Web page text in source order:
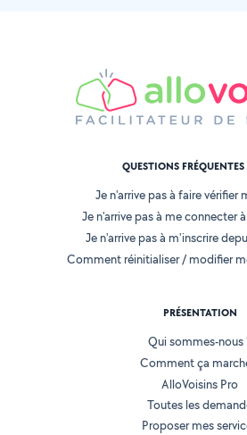
QUESTIONS
Je n'arrive pas à faire vérifier
Je n'arrive pas à me connecter
Je n'arrive pas à m'inscrire
Comment réinitialiser / modifier
PRÉSENTATION
Qui sommes-nous
Comment ça
AlloVoisins Pro
Toutes les
Proposer mes